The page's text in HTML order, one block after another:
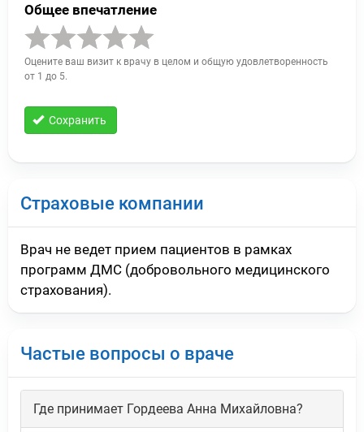
Общее впечатление
Оцените ваш визит к врачу в целом и общую удовлетворенность
от 1 до 5.
Сохранить
Страховые компании
Врач не ведет прием пациентов в рамках
программ ДМС (добровольного медицинского
страхования).
Частые вопросы о враче
Где принимает Гордеева Анна Михайловна?